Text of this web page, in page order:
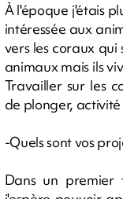
À l'époque j'étais
intéressée aux
vers les coraux qui
animaux mais ils
Travailler sur les
de plonger,
-Quels sont vos
Dans un premier